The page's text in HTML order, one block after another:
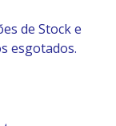
de Stock e
esgotados.